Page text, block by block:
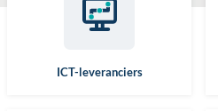
ICT-leveranciers